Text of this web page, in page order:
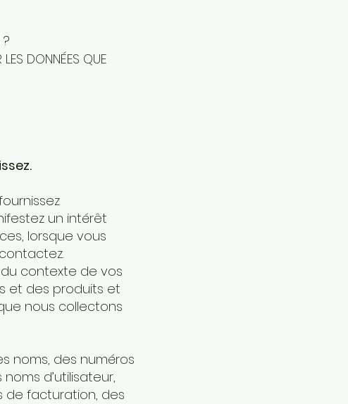
DONNÉES QUE
un intérêt
lorsque vous
contexte de vos
et des produits et
nous collectons
noms, des numéros
d’utilisateur,
de facturation, des